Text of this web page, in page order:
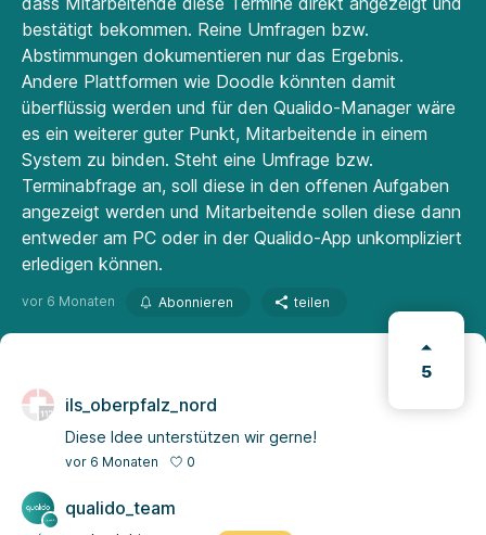
bestätigt bekommen. Reine Umfragen bzw.
Abstimmungen dokumentieren nur das Ergebnis.
Andere Plattformen wie Doodle könnten damit
überflüssig werden und für den Qualido-Manager wäre
es ein weiterer guter Punkt, Mitarbeitende in einem
System zu binden. Steht eine Umfrage bzw.
Terminabfrage an, soll diese in den offenen Aufgaben
angezeigt werden und Mitarbeitende sollen diese dann
entweder am PC oder in der Qualido-App unkompliziert
erledigen können.
vor 6 Monaten Abonnieren teilen
5
ils_oberpfalz_nord
Diese Idee unterstützen wir gerne!
vor 6 Monaten 0
qualido_team